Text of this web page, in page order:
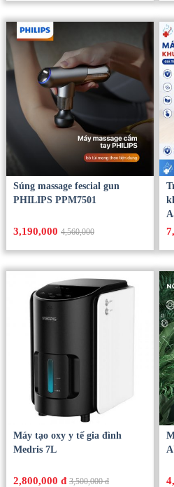
Súng massage fescial gun
PHILIPS PPM7501
3,190,0004,560,000
Máy tạo oxy y tế gia đình
Medris 7L
2,800,000 đ 3,500,000 đ